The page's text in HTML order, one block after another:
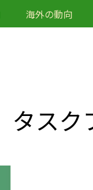
海外の動向
タスク